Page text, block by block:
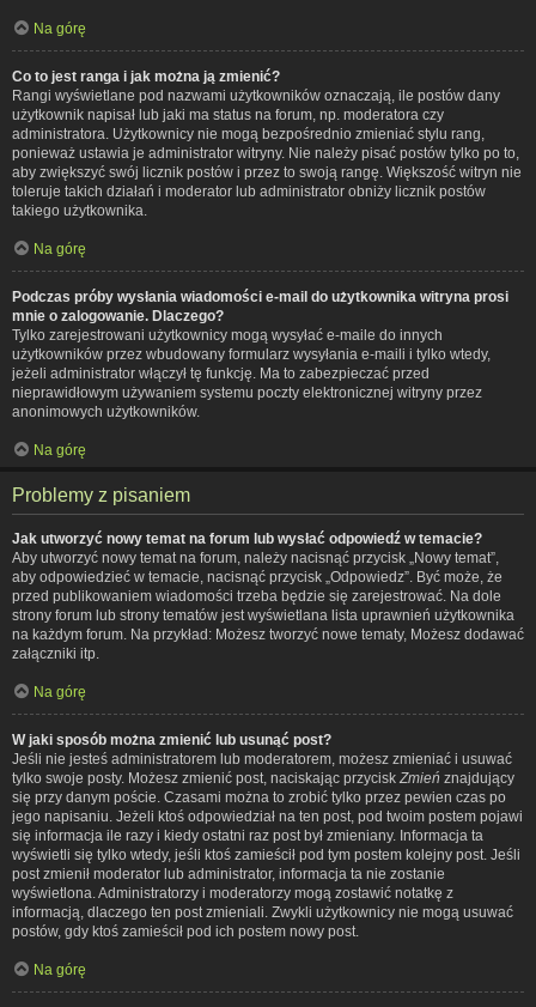
Na górę
Co to jest ranga i jak można ją zmienić?
Rangi wyświetlane pod nazwami użytkowników oznaczają, ile postów dany
użytkownik napisał lub jaki ma status na forum, np. moderatora czy
administratora. Użytkownicy nie mogą bezpośrednio zmieniać stylu rang,
ponieważ ustawia je administrator witryny. Nie należy pisać postów tylko po to,
aby zwiększyć swój licznik postów i przez to swoją rangę. Większość witryn nie
toleruje takich działań i moderator lub administrator obniży licznik postów
takiego użytkownika.
Na górę
Podczas próby wysłania wiadomości e-mail do użytkownika witryna prosi
mnie o zalogowanie. Dlaczego?
Tylko zarejestrowani użytkownicy mogą wysyłać e-maile do innych
użytkowników przez wbudowany formularz wysyłania e-maili i tylko wtedy,
jeżeli administrator włączył tę funkcję. Ma to zabezpieczać przed
nieprawidłowym używaniem systemu poczty elektronicznej witryny przez
anonimowych użytkowników.
Na górę
Problemy z pisaniem
Jak utworzyć nowy temat na forum lub wysłać odpowiedź w temacie?
Aby utworzyć nowy temat na forum, należy nacisnąć przycisk „Nowy temat”,
aby odpowiedzieć w temacie, nacisnąć przycisk „Odpowiedz”. Być może, że
przed publikowaniem wiadomości trzeba będzie się zarejestrować. Na dole
strony forum lub strony tematów jest wyświetlana lista uprawnień użytkownika
na każdym forum. Na przykład: Możesz tworzyć nowe tematy, Możesz dodawać
załączniki itp.
Na górę
W jaki sposób można zmienić lub usunąć post?
Jeśli nie jesteś administratorem lub moderatorem, możesz zmieniać i usuwać
tylko swoje posty. Możesz zmienić post, naciskając przycisk Zmień znajdujący
się przy danym poście. Czasami można to zrobić tylko przez pewien czas po
jego napisaniu. Jeżeli ktoś odpowiedział na ten post, pod twoim postem pojawi
się informacja ile razy i kiedy ostatni raz post był zmieniany. Informacja ta
wyświetli się tylko wtedy, jeśli ktoś zamieścił pod tym postem kolejny post. Jeśli
post zmienił moderator lub administrator, informacja ta nie zostanie
wyświetlona. Administratorzy i moderatorzy mogą zostawić notatkę z
informacją, dlaczego ten post zmieniali. Zwykli użytkownicy nie mogą usuwać
postów, gdy ktoś zamieścił pod ich postem nowy post.
Na górę